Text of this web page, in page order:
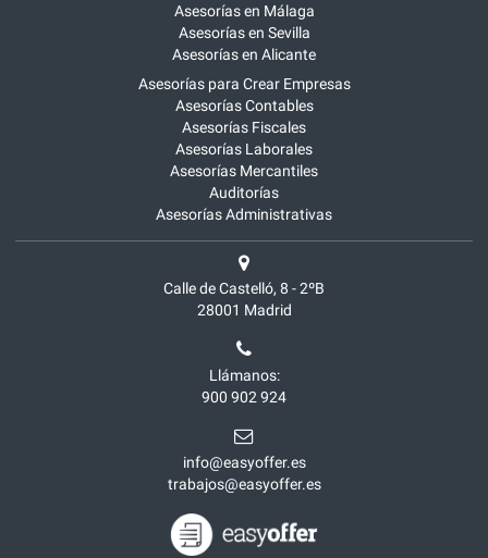
Asesorías en Málaga
Asesorías en Sevilla
Asesorías en Alicante
Asesorías para Crear Empresas
Asesorías Contables
Asesorías Fiscales
Asesorías Laborales
Asesorías Mercantiles
Auditorías
Asesorías Administrativas
Calle de Castelló, 8 - 2ºB
28001 Madrid
Llámanos:
900 902 924
info@easyoffer.es
trabajos@easyoffer.es